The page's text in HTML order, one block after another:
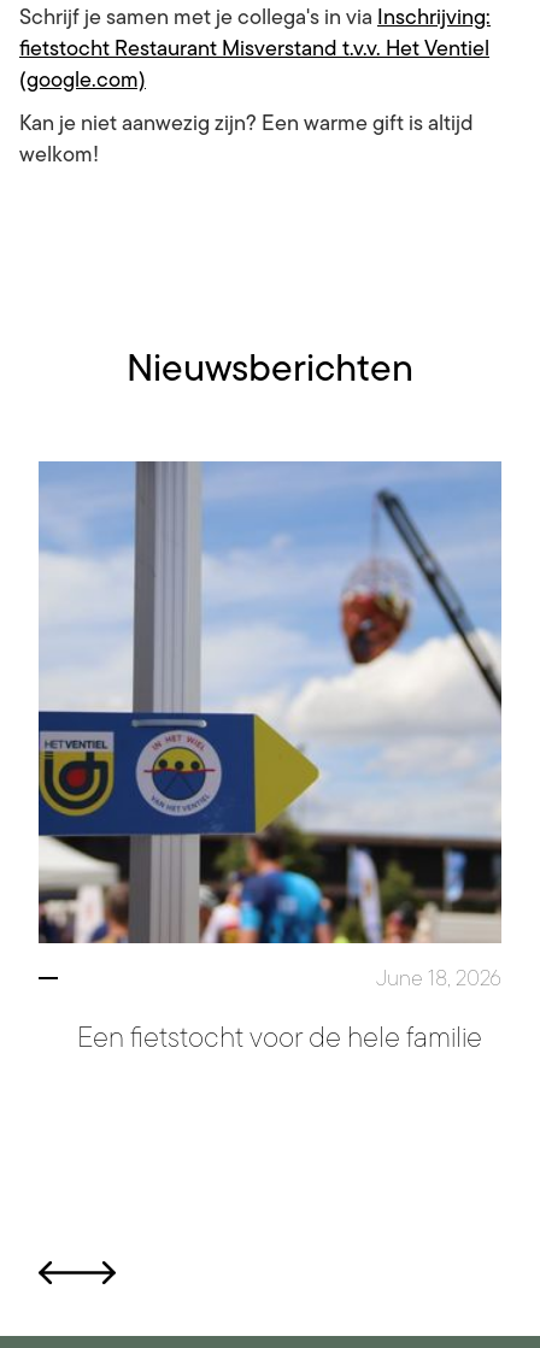
Schrijf je samen met je collega's in via Inschrijving:
fietstocht Restaurant Misverstand t.v.v. Het Ventiel
(google.com)
Kan je niet aanwezig zijn? Een warme gift is altijd
welkom!
Nieuwsberichten
June 18, 2026
Een fietstocht voor de hele familie